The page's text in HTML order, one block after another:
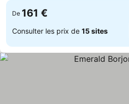
De 161 €
Consulter les prix de 15 sites